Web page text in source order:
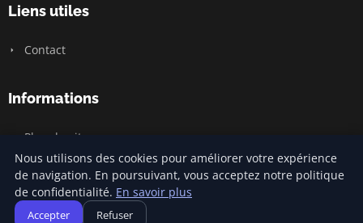
Liens utiles
Contact
Informations
Plan du site
© 2026 Carnivalofclimatechange. Tous droits réservés.
Nous utilisons des cookies pour améliorer votre expérience
de navigation. En poursuivant, vous acceptez notre politique
de confidentialité. En savoir plus
Accepter Refuser